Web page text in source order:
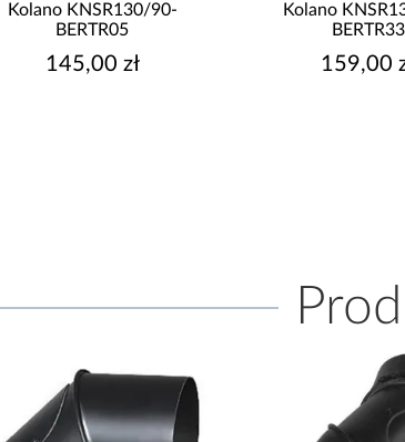
Kolano KNSR130/90-
BERTR05
145,00 zł
Kolano
BERTR33
159,00